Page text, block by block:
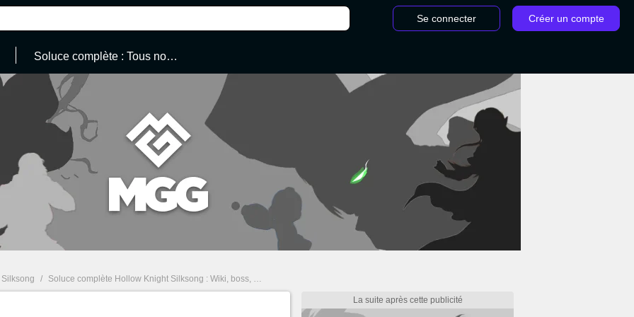
Se connecter Créer un compte
Soluce complète : Tous nos guides
/ Soluce complète Hollow Knight Silksong : Wiki, boss, enigmes, quêtes... Tous nos guides